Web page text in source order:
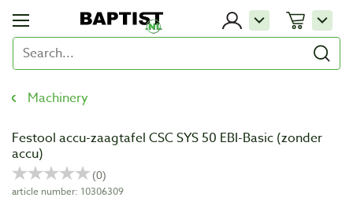
Machinery
Festool accu-zaagtafel CSC SYS 50 EBI-Basic (zonder
accu)
article number: 10306309